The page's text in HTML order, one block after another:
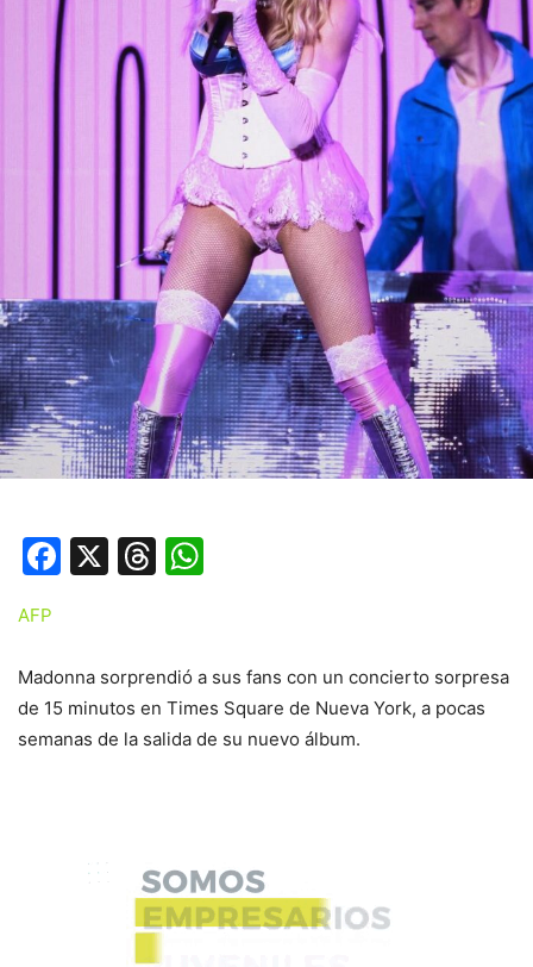
Facebook
X Threads
AFP
Madonna sorprendió a sus fans con un concierto sorpresa
de 15 minutos en Times Square de Nueva York, a pocas
semanas de la salida de su nuevo álbum.